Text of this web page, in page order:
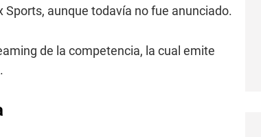
aunque todavía no fue anunciado.
de la competencia, la cual emite